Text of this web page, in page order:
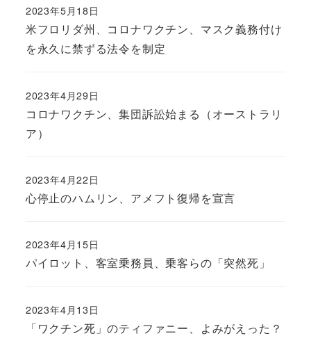
米フロリダ州、コロナワクチン、マスク義務付け
を永久に禁ずる法令を制定
2023年5月18日
コロナワクチン、集団訴訟始まる（オーストラリ
ア）
2023年4月29日
心停止のハムリン、アメフト復帰を宣言
2023年4月22日
パイロット、客室乗務員、乗客らの「突然死」
2023年4月15日
「ワクチン死」のティファニー、よみがえった？
2023年4月13日